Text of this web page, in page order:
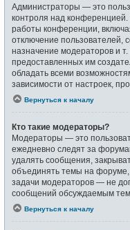
Администраторы — это
контроля над конференцией.
работы конференции,
отключение пользователей,
назначение модераторов и т.
предоставленных им
обладать всеми
зависимости от настроек,
Вернуться к началу
Кто такие модераторы?
Модераторы — это
ежедневно следят за
удалять сообщения,
объединять темы на
задачи модераторов — не
сообщений обсуждаемым
Вернуться к началу